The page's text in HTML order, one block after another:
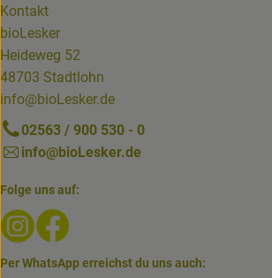
Kontakt
bioLesker
Heideweg 52
48703 Stadtlohn
info@bioLesker.de
02563 / 900 530 - 0
info@bioLesker.de
Folge uns auf:
Externer Link zu https://
Per WhatsApp erreichst du uns auch: